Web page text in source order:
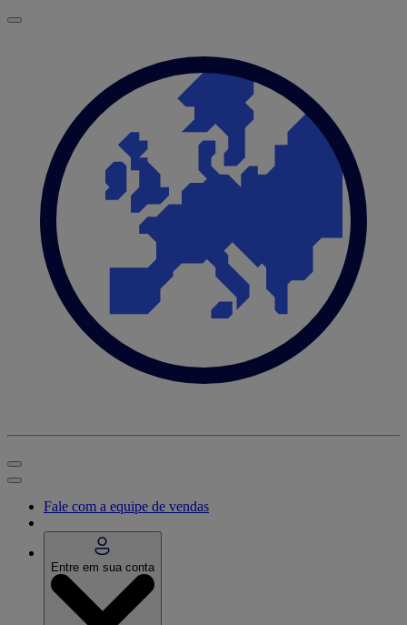
Fale com a equipe de vendas
Entre em sua conta